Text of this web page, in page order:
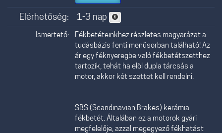
Elérhetőség: 1-3 nap
Ismertető:
Fékbetéteinkhez részletes magyarázat a
tudásbázis fenti menüsorban található! Az
ár egy féknyeregbe való fékbetétszetthez
tartozik, tehát ha elöl dupla tárcsás a
motor, akkor két szettet kell rendelni.
SBS (Scandinavian Brakes) kerámia
fékbetét. Általában ez a motorok gyári
megfelelője, azzal megegyező fékhatást